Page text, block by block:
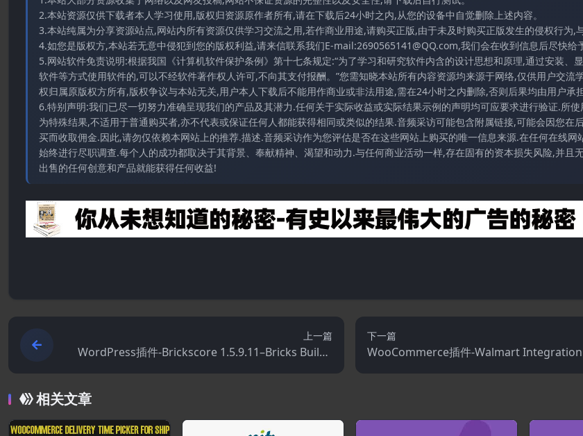
2.本站资源仅供下载者本人学习使用,版权归资源原作者所有,请在下载后24小时之内,从您的设备中自觉删除上述内容。
3.本站纯属为分享资源站点,网站内所有资源仅供学习交流之用,若作商业用途,请购买正版,由于未及时购买正版发生的侵权行为,
4.如您是版权方,本站若无意中侵犯到您的版权利益,请来信联系我们E-mail:2690565141@QQ.com,我们会在收到信息后尽快给
5.网站软件免责说明:根据我国《计算机软件保护条例》第十七条规定:“为了学习和研究软件内含的设计思想和原理,通过安装、
软件等方式使用软件的,可以不经软件著作权人许可,不向其支付报酬。”您需知晓本站所有内容资源均来源于网络,仅供用户交流
权归属原版权方所有,版权争议与本站无关,用户本人下载后不能用作商业或非法用途,需在24小时之内删除,否则后果均由用户承
6.特别声明:我们已尽一切努力准确呈现我们的产品及其潜力.任何关于实际收益或实际结果示例的声明均可应要求进行验证.所
为特殊结果,不适用于普通购买者,亦不代表或保证任何人都能获得相同或类似的结果.音频采访可能包含附属链接,可能会因您在
买而收取佣金.因此,请勿仅依赖本网站上的推荐.描述.音频采访作为您评估是否在这些网站上购买的唯一信息来源.在任何在线网
始终进行尽职调查.每个人的成功都取决于其背景、奉献精神、渴望和动力.与任何商业活动一样,存在固有的资本损失风险,并且
出售的任何创意和产品就能获得任何收益!
上一篇
WordPress插件-Brickscore 1.5.9.11–Bricks Builde
r的元素集合插件
下一篇
WooCommerce插件-Walmart
oCommerce 4.0.0
相关文章